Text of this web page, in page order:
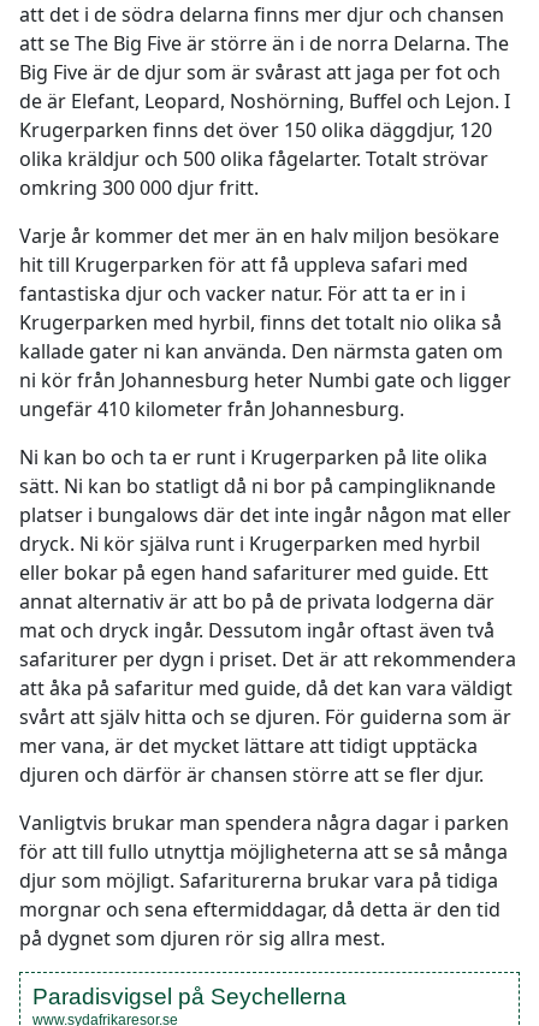
att det i de södra delarna finns mer djur och chansen
att se The Big Five är större än i de norra Delarna. The
Big Five är de djur som är svårast att jaga per fot och
de är Elefant, Leopard, Noshörning, Buffel och Lejon. I
Krugerparken finns det över 150 olika däggdjur, 120
olika kräldjur och 500 olika fågelarter. Totalt strövar
omkring 300 000 djur fritt.
Varje år kommer det mer än en halv miljon besökare
hit till Krugerparken för att få uppleva safari med
fantastiska djur och vacker natur. För att ta er in i
Krugerparken med hyrbil, finns det totalt nio olika så
kallade gater ni kan använda. Den närmsta gaten om
ni kör från Johannesburg heter Numbi gate och ligger
ungefär 410 kilometer från Johannesburg.
Ni kan bo och ta er runt i Krugerparken på lite olika
sätt. Ni kan bo statligt då ni bor på campingliknande
platser i bungalows där det inte ingår någon mat eller
dryck. Ni kör själva runt i Krugerparken med hyrbil
eller bokar på egen hand safariturer med guide. Ett
annat alternativ är att bo på de privata lodgerna där
mat och dryck ingår. Dessutom ingår oftast även två
safariturer per dygn i priset. Det är att rekommendera
att åka på safaritur med guide, då det kan vara väldigt
svårt att själv hitta och se djuren. För guiderna som är
mer vana, är det mycket lättare att tidigt upptäcka
djuren och därför är chansen större att se fler djur.
Vanligtvis brukar man spendera några dagar i parken
för att till fullo utnyttja möjligheterna att se så många
djur som möjligt. Safariturerna brukar vara på tidiga
morgnar och sena eftermiddagar, då detta är den tid
på dygnet som djuren rör sig allra mest.
Paradisvigsel på Seychellerna
www.sydafrikaresor.se